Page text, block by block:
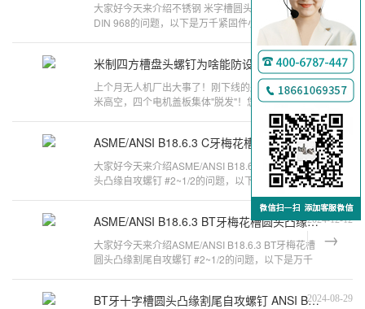
大家好今天来介绍不锈钢 米字槽圆头凸缘自攻钉C型
DIN 968的问题，以下是万千紧固件小编对此问题的
米制四方槽盘头螺钉为啥能防设备 脱发 ？2025-05-07
上个月无人机厂出大事了！刚下线的航拍机飞到300
米高空，四个电机盖板集体"脱发"！您猜后来咋解决
ASME/ANSI B18.6.3 C牙梅花槽圆头凸缘自攻螺钉 #2~1/22025-04-03
大家好今天来介绍ASME/ANSI B18.6.3 C牙梅花槽圆
头凸缘自攻螺钉 #2~1/2的问题，以下是万千紧固件
小编对此问题的归纳整理，来看看吧。
ASME/ANSI B18.6.3 BT牙梅花槽圆头凸缘割尾自攻螺钉 #2~1/2
2024-12-12
大家好今天来介绍ASME/ANSI B18.6.3 BT牙梅花槽
圆头凸缘割尾自攻螺钉 #2~1/2的问题，以下是万千
BT牙十字槽圆头凸缘割尾自攻螺钉 ANSI B18.6.3
2024-08-29
工